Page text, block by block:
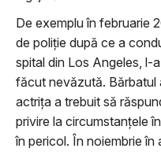
De exemplu în februarie
de poliţie după ce a
spital din Los Angeles, l-
făcut nevăzută. Bărbatul
actriţa a trebuit să
privire la circumstanţele
în pericol. În noiembrie